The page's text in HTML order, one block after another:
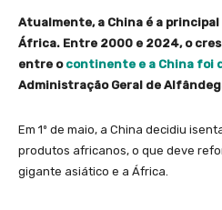
Atualmente, a China é a
África. Entre 2000 e 2024, o
entre o continente e a China foi
Administração Geral de
Em 1º de maio, a China decidiu
produtos africanos, o que deve
gigante asiático e a África.